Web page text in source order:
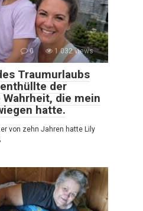
0 1 032 views
Traumurlaubs
der
die mein
hatte.
von zehn Jahren hatte Lily